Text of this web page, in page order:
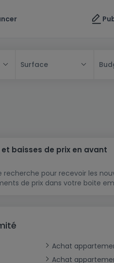
Surface
baisses de prix en avant
pour recevoir les
de prix dans votre boite
Achat
Achat